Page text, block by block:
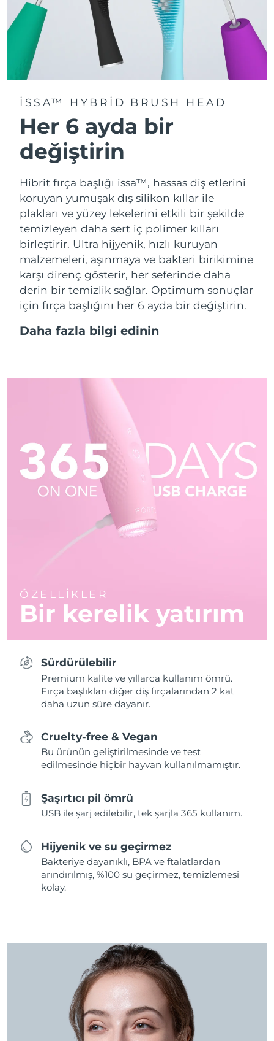
ISSA™ HYBRID BRUSH HEAD
Her 6 ayda bir
değiştirin
Hibrit fırça başlığı issa™, hassas diş etlerini
koruyan yumuşak dış silikon kıllar ile
plakları ve yüzey lekelerini etkili bir şekilde
temizleyen daha sert iç polimer kılları
birleştirir. Ultra hijyenik, hızlı kuruyan
malzemeleri, aşınmaya ve bakteri birikimine
karşı direnç gösterir, her seferinde daha
derin bir temizlik sağlar. Optimum sonuçlar
için fırça başlığını her 6 ayda bir değiştirin.
Daha fazla bilgi edinin
ÖZELLİKLER
Bir kerelik yatırım
Sürdürülebilir
Premium kalite ve yıllarca kullanım ömrü.
Fırça başlıkları diğer diş fırçalarından 2 kat
daha uzun süre dayanır.
Cruelty-free & Vegan
Bu ürünün geliştirilmesinde ve test
edilmesinde hiçbir hayvan kullanılmamıştır.
Şaşırtıcı pil ömrü
USB ile şarj edilebilir, tek şarjla 365 kullanım.
Hijyenik ve su geçirmez
Bakteriye dayanıklı, BPA ve ftalatlardan
arındırılmış, %100 su geçirmez, temizlemesi
kolay.